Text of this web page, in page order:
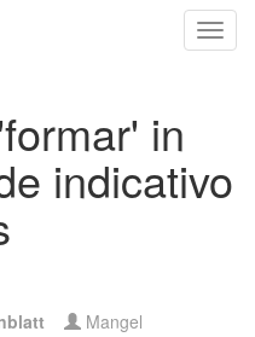
in
indicativo
Mangel